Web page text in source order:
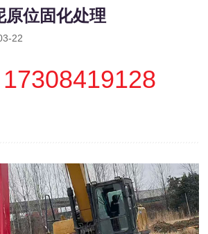
原位固化处理
22
17308419128